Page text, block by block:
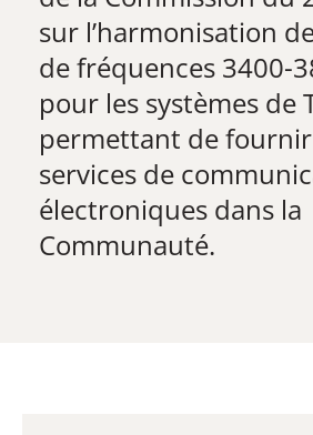
sur l’harmonisation
de fréquences 3400-
pour les systèmes de
permettant de
services de
électroniques dans la
Communauté.